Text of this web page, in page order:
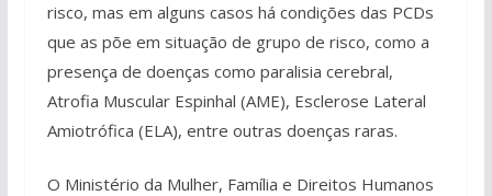
risco, mas em alguns casos há condições das PCDs
que as põe em situação de grupo de risco, como a
presença de doenças como paralisia cerebral,
Atrofia Muscular Espinhal (AME), Esclerose Lateral
Amiotrófica (ELA), entre outras doenças raras.
O Ministério da Mulher, Família e Direitos Humanos